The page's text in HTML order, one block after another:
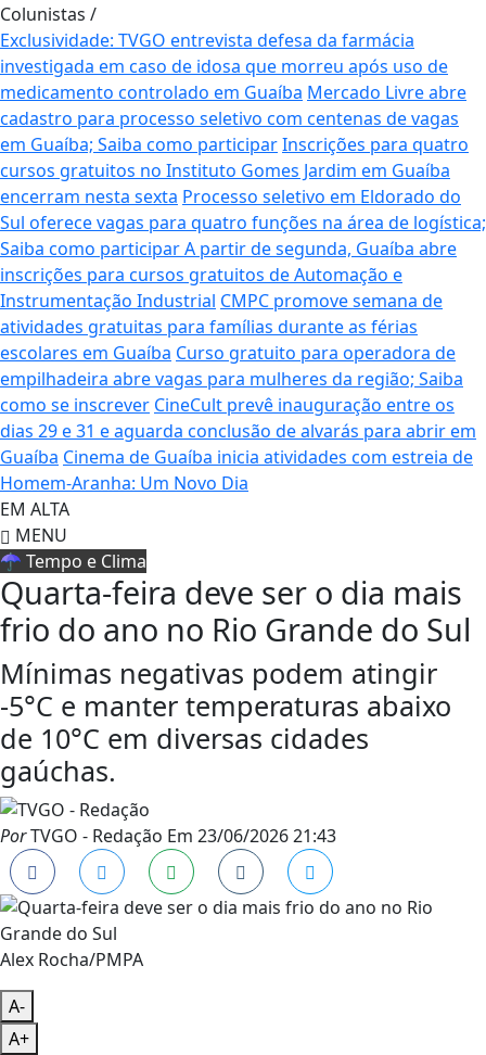
Colunistas /
Exclusividade: TVGO entrevista defesa da farmácia
investigada em caso de idosa que morreu após uso de
medicamento controlado em Guaíba Mercado Livre abre
cadastro para processo seletivo com centenas de vagas
em Guaíba; Saiba como participarInscrições para quatro
cursos gratuitos no Instituto Gomes Jardim em Guaíba
encerram nesta sexta Processo seletivo em Eldorado do
Sul oferece vagas para quatro funções na área de logística;
Saiba como participarA partir de segunda, Guaíba abre
inscrições para cursos gratuitos de Automação e
Instrumentação Industrial CMPC promove semana de
atividades gratuitas para famílias durante as férias
escolares em Guaíba Curso gratuito para operadora de
empilhadeira abre vagas para mulheres da região; Saiba
como se inscrever CineCult prevê inauguração entre os
dias 29 e 31 e aguarda conclusão de alvarás para abrir em
Guaíba Cinema de Guaíba inicia atividades com estreia de
Homem-Aranha: Um Novo Dia
EM ALTA
MENU
☂️ Tempo e Clima
Quarta-feira deve ser o dia mais
frio do ano no Rio Grande do Sul
Mínimas negativas podem atingir
-5°C e manter temperaturas abaixo
de 10°C em diversas cidades
gaúchas.
PorTVGO - Redação Em 23/06/2026 21:43
Alex Rocha/PMPA
A-
A+